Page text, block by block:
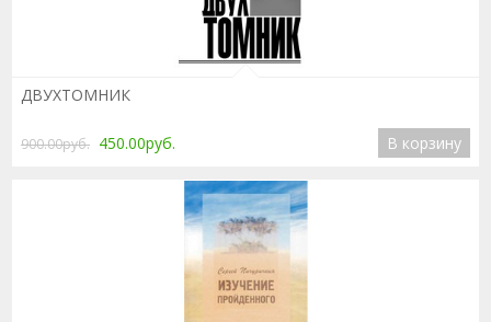
ДВУХТОМНИК
900.00руб. 450.00руб. В корзину